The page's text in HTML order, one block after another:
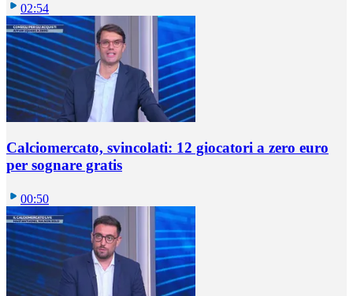
02:54
Calciomercato, svincolati: 12 giocatori a zero euro
per sognare gratis
00:50